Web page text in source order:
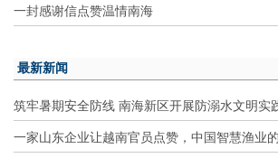
一封感谢信点赞温情南海
最新新闻
筑牢暑期安全防线 南海新区开展防溺水文明实
一家山东企业让越南官员点赞，中国智慧渔业